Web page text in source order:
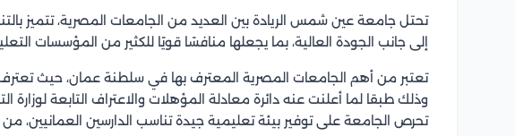
تحتل جامعة عين شمس الريادة بين العديد من الجامعات المصرية، تتميز
إلى جانب الجودة العالية، بما يجعلها منافسًا قويًا للكثير من المؤسسات
تعتبر من أهم الجامعات المصرية المعترف بها في سلطنة عمان، حيث
وذلك طبقا لما أعلنت عنه دائرة معادلة المؤهلات والاعتراف التابعة لوزارة
تحرص الجامعة على توفير بيئة تعليمية جيدة تناسب الدارسين العمانيين، من